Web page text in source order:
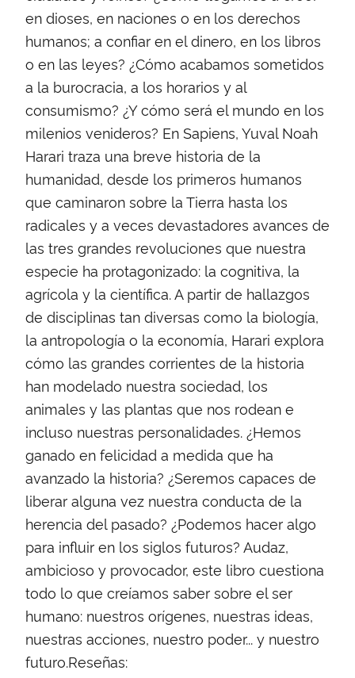
en dioses, en naciones o en los derechos
humanos; a confiar en el dinero, en los libros
o en las leyes? ¿Cómo acabamos sometidos
a la burocracia, a los horarios y al
consumismo? ¿Y cómo será el mundo en los
milenios venideros? En Sapiens, Yuval Noah
Harari traza una breve historia de la
humanidad, desde los primeros humanos
que caminaron sobre la Tierra hasta los
radicales y a veces devastadores avances de
las tres grandes revoluciones que nuestra
especie ha protagonizado: la cognitiva, la
agrícola y la científica. A partir de hallazgos
de disciplinas tan diversas como la biología,
la antropología o la economía, Harari explora
cómo las grandes corrientes de la historia
han modelado nuestra sociedad, los
animales y las plantas que nos rodean e
incluso nuestras personalidades. ¿Hemos
ganado en felicidad a medida que ha
avanzado la historia? ¿Seremos capaces de
liberar alguna vez nuestra conducta de la
herencia del pasado? ¿Podemos hacer algo
para influir en los siglos futuros? Audaz,
ambicioso y provocador, este libro cuestiona
todo lo que creíamos saber sobre el ser
humano: nuestros orígenes, nuestras ideas,
nuestras acciones, nuestro poder... y nuestro
futuro.Reseñas: